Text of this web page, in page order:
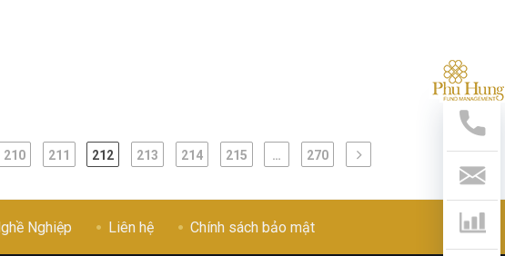
210 211 212 213 214 215 … 270
Nghiệp Liên hệ Chính sách bảo mật
Hỗ
Trợ
028
Hệ